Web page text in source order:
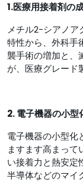
1.医療用接着剤の
メチル2-シアノア
特性から、外科手
襲手術の増加と、
が、医療グレード
2. 電子機器の小型
電子機器の小型化
ますます高まっ
い接着力と熱安定
半導体などのマイ